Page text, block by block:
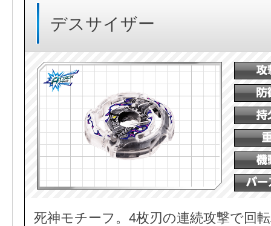
デスサイザー
死神モチーフ。4枚刃の連続攻撃で回